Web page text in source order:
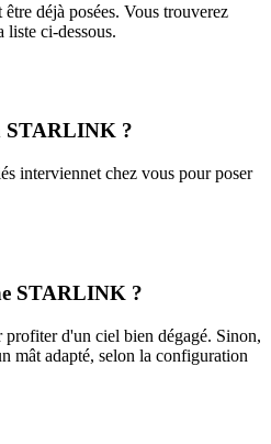
déjà posées. Vous trouverez
liste ci-dessous.
STARLINK ?
interviennet chez vous pour poser
STARLINK ?
d'un ciel bien dégagé. Sinon,
mât adapté, selon la configuration